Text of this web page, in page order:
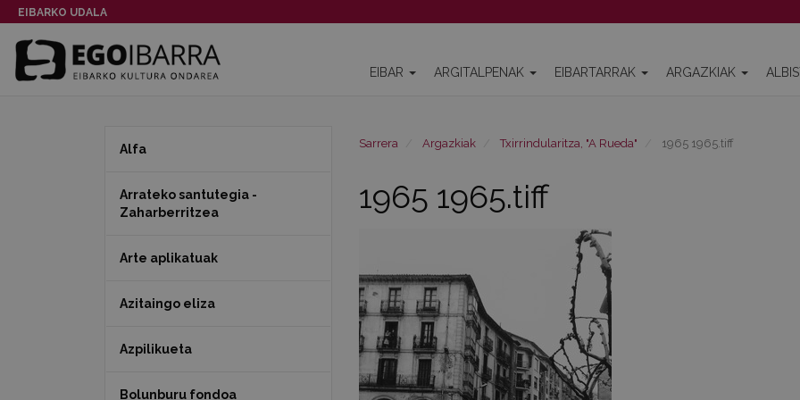
EIBARKO UDALA
EIBAR ARGITALPENAK EIBARTARRAK ARGAZKIAK
Sarrera Argazkiak Txirrindularitza, "A Rueda" 1965 1965.tiff
1965 1965.tiff
Alfa
Arrateko santutegia -
Zaharberritzea
Arte aplikatuak
Azitaingo eliza
Azpilikueta
Bolunburu fondoa